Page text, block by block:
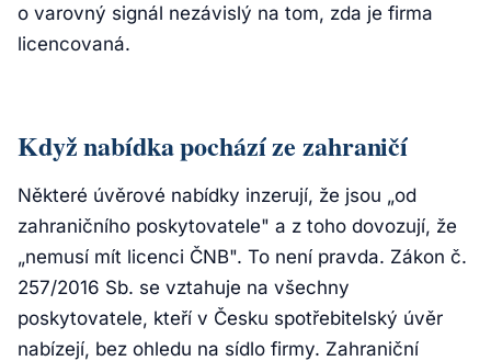
o varovný signál nezávislý na tom, zda je firma
licencovaná.
Když nabídka pochází ze zahraničí
Některé úvěrové nabídky inzerují, že jsou „od
zahraničního poskytovatele" a z toho dovozují, že
„nemusí mít licenci ČNB". To není pravda. Zákon č.
257/2016 Sb. se vztahuje na všechny
poskytovatele, kteří v Česku spotřebitelský úvěr
nabízejí, bez ohledu na sídlo firmy. Zahraniční